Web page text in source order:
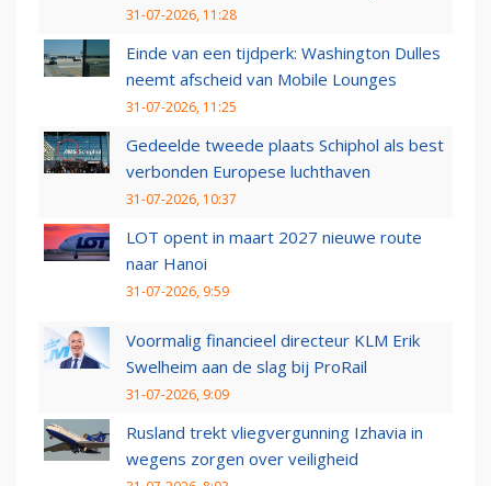
31-07-2026, 11:28
Einde van een tijdperk: Washington Dulles
neemt afscheid van Mobile Lounges
31-07-2026, 11:25
Gedeelde tweede plaats Schiphol als best
verbonden Europese luchthaven
31-07-2026, 10:37
LOT opent in maart 2027 nieuwe route
naar Hanoi
31-07-2026, 9:59
Voormalig financieel directeur KLM Erik
Swelheim aan de slag bij ProRail
31-07-2026, 9:09
Rusland trekt vliegvergunning Izhavia in
wegens zorgen over veiligheid